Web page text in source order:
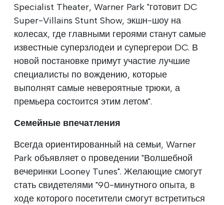
Specialist Theater, Warner Park "готовит DC
Super-Villains Stunt Show, экшн-шоу на
колесах, где главными героями станут самые
известные суперзлодеи и супергерои DC. В
новой постановке примут участие лучшие
специалисты по вождению, которые
выполнят самые невероятные трюки, а
премьера состоится этим летом".
Семейные впечатления
Всегда ориентированный на семьи, Warner
Park объявляет о проведении "Волшебной
вечеринки Looney Tunes". Желающие смогут
стать свидетелями "90-минутного опыта, в
ходе которого посетители смогут встретиться